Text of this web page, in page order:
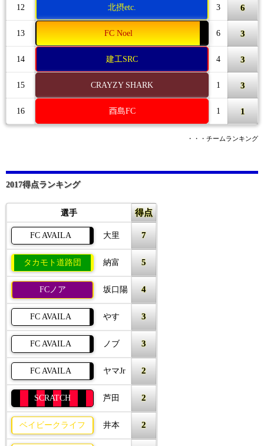
12 北摂etc. 3 6
13 FC Noel 6 3
14 建工SRC 4 3
15 CRAYZY SHARK 1 3
16 酉島FC 1 1
・・・チームランキング
2017得点ランキング
選手 得点
FC AVAILA 大里 7
タカモト道路団 納富 5
FCノア 坂口陽 4
FC AVAILA やす 3
FC AVAILA ノブ 3
FC AVAILA ヤマJr 2
SCRATCH 芦田 2
ベイビークライフ 井本 2